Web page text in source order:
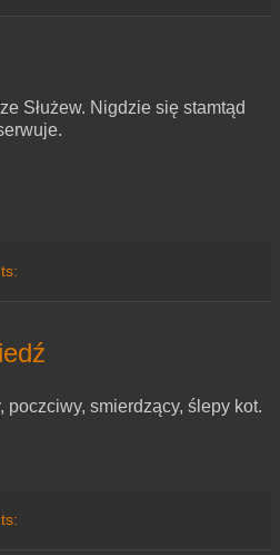
Służew. Nigdzie się stamtąd
poczciwy, smierdzący, ślepy kot.